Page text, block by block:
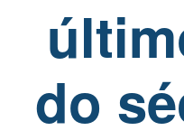
do